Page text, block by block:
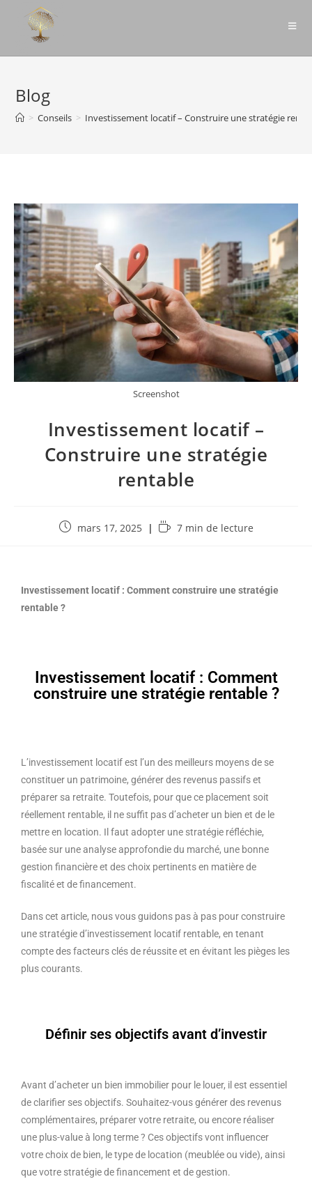
Blog
> Conseils > Investissement locatif – Construire une stratégie
Screenshot
Investissement locatif –
Construire une stratégie
rentable
mars 17, 2025 7 min de lecture
Investissement locatif : Comment construire une stratégie
rentable ?
Investissement locatif : Comment
construire une stratégie rentable ?
L’investissement locatif est l’un des meilleurs moyens de se
constituer un patrimoine, générer des revenus passifs et
préparer sa retraite. Toutefois, pour que ce placement soit
réellement rentable, il ne suffit pas d’acheter un bien et de le
mettre en location. Il faut adopter une stratégie réfléchie,
basée sur une analyse approfondie du marché, une bonne
gestion financière et des choix pertinents en matière de
fiscalité et de financement.
Dans cet article, nous vous guidons pas à pas pour construire
une stratégie d’investissement locatif rentable, en tenant
compte des facteurs clés de réussite et en évitant les pièges les
plus courants.
Définir ses objectifs avant d’investir
Avant d’acheter un bien immobilier pour le louer, il est essentiel
de clarifier ses objectifs. Souhaitez-vous générer des revenus
complémentaires, préparer votre retraite, ou encore réaliser
une plus-value à long terme ? Ces objectifs vont influencer
votre choix de bien, le type de location (meublée ou vide), ainsi
que votre stratégie de financement et de gestion.